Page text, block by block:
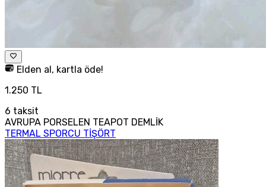
Elden al, kartla öde!
1.250 TL
6 taksit
AVRUPA PORSELEN TEAPOT DEMLİK
TERMAL SPORCU TİŞÖRT